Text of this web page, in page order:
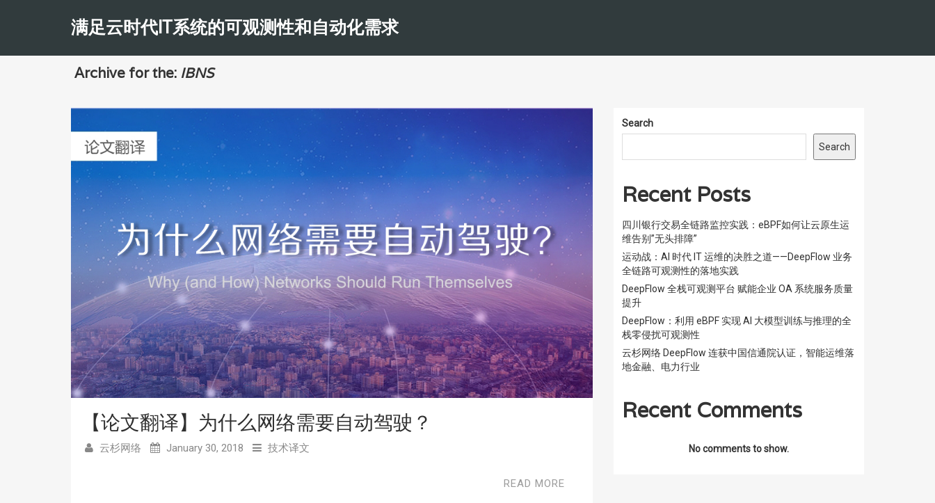
满足云时代IT系统的可观测性和自动化需求
Archive for the: IBNS
【论文翻译】为什么网络需要自动驾驶？
云杉网络 January 30, 2018 技术译文
READ MORE
Search
Search
Recent Posts
四川银行交易全链路监控实践：eBPF如何让云原生运
维告别”无头排障”
运动战：AI 时代 IT 运维的决胜之道——DeepFlow 业务
全链路可观测性的落地实践
DeepFlow 全栈可观测平台 赋能企业 OA 系统服务质量
提升
DeepFlow：利用 eBPF 实现 AI 大模型训练与推理的全
栈零侵扰可观测性
云杉网络 DeepFlow 连获中国信通院认证，智能运维落
地金融、电力行业
Recent Comments
No comments to show.